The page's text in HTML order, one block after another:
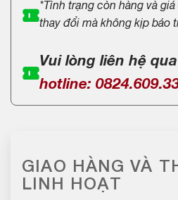
*Tình trạng còn hàng và
thay đổi mà không kịp báo
Vui lòng liên hệ qua
hotline:
GIAO HÀNG VÀ
LINH HOẠT